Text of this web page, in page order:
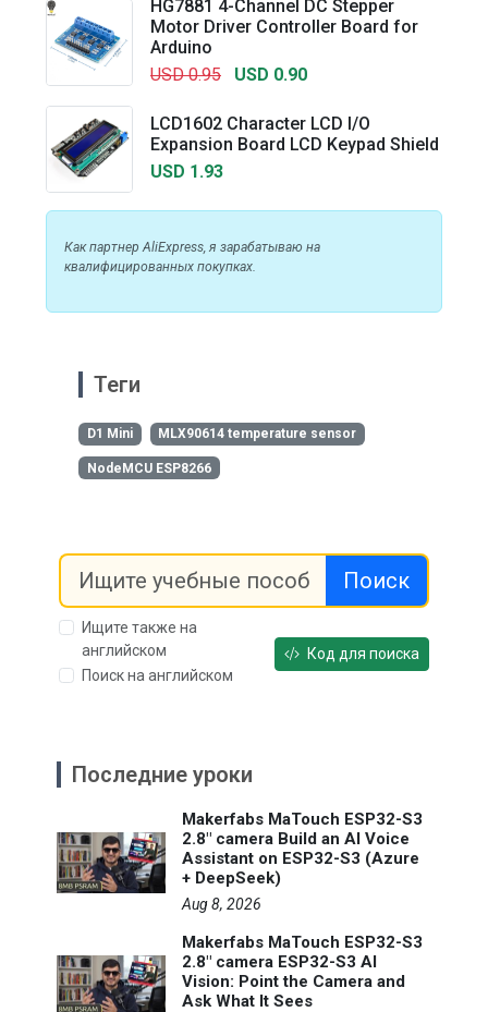
HG7881 4-Channel DC Stepper
Motor Driver Controller Board for
Arduino
USD 0.95
USD 0.90
LCD1602 Character LCD I/O
Expansion Board LCD Keypad Shield
USD 1.93
Как партнер AliExpress, я зарабатываю на
квалифицированных покупках.
Теги
D1 Mini MLX90614 temperature sensor
NodeMCU ESP8266
Поиск
Ищите также на
английском
Поиск на английском
Код для поиска
Последние уроки
Makerfabs MaTouch ESP32-S3
2.8" camera Build an AI Voice
Assistant on ESP32-S3 (Azure
+ DeepSeek)
Aug 8, 2026
Makerfabs MaTouch ESP32-S3
2.8" camera ESP32-S3 AI
Vision: Point the Camera and
Ask What It Sees